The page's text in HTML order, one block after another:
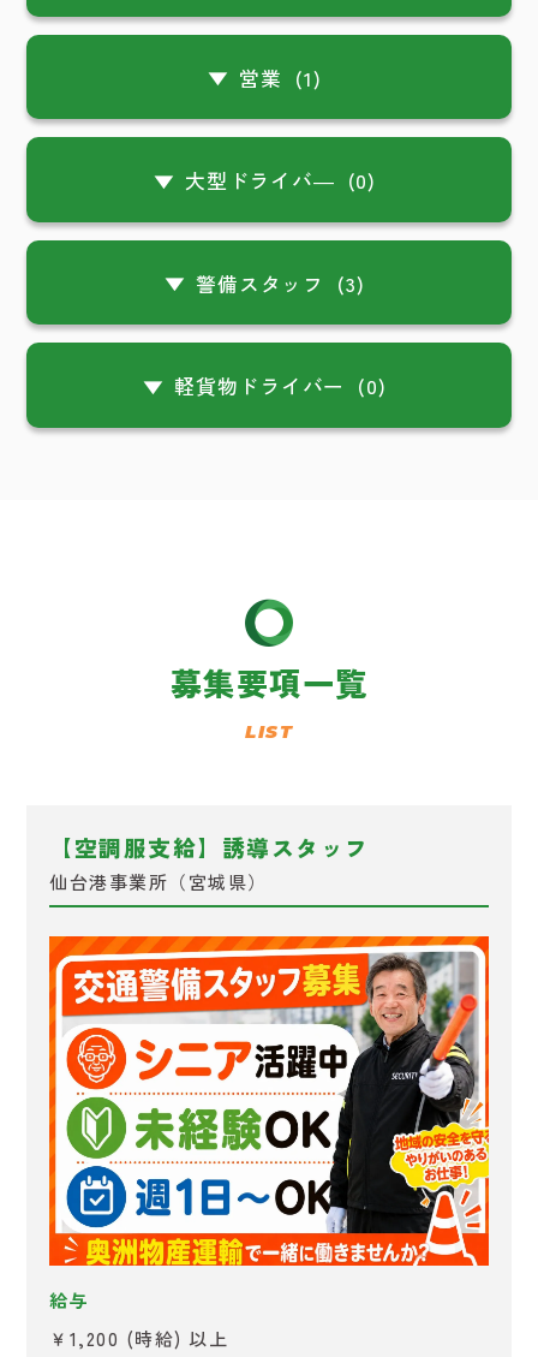
営業 (1)
大型ドライバ― (0)
警備スタッフ (3)
軽貨物ドライバー (0)
募集要項一覧
LIST
【空調服支給】誘導スタッフ
仙台港事業所（宮城県）
給与
￥1,200 (時給) 以上